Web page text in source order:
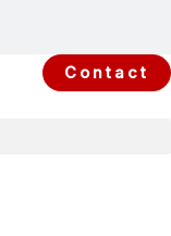
Contact